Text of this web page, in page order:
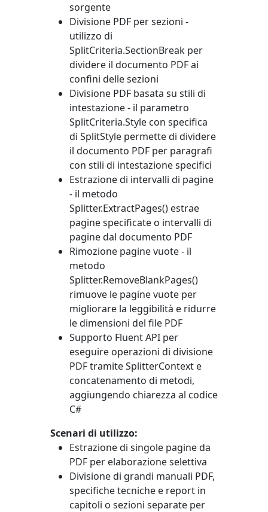
sorgente
Divisione PDF per sezioni -
utilizzo di
SplitCriteria.SectionBreak per
dividere il documento PDF ai
confini delle sezioni
Divisione PDF basata su stili di
intestazione - il parametro
SplitCriteria.Style con specifica
di SplitStyle permette di dividere
il documento PDF per paragrafi
con stili di intestazione specifici
Estrazione di intervalli di pagine
- il metodo
Splitter.ExtractPages() estrae
pagine specificate o intervalli di
pagine dal documento PDF
Rimozione pagine vuote - il
metodo
Splitter.RemoveBlankPages()
rimuove le pagine vuote per
migliorare la leggibilità e ridurre
le dimensioni del file PDF
Supporto Fluent API per
eseguire operazioni di divisione
PDF tramiteSplitterContext e
concatenamento di metodi,
aggiungendo chiarezza al codice
C#
Scenari di utilizzo:
Estrazione di singole pagine da
PDF per elaborazione selettiva
Divisione di grandi manuali PDF,
specifiche tecniche e report in
capitoli o sezioni separate per